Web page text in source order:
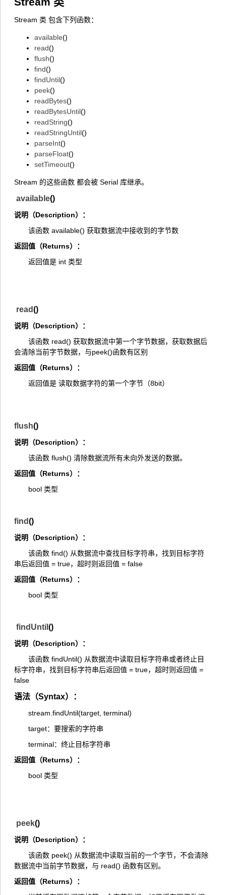
Stream 类 包含下列函数：
available()
read()
flush()
find()
findUntil()
peek()
readBytes()
readBytesUntil()
readString()
readStringUntil()
parseInt()
parseFloat()
setTimeout()
Stream 的这些函数 都会被 Serial 库继承。
available()
说明（Description）：
该函数 available() 获取数据流中接收到的字节数
返回值（Returns）：
返回值是 int 类型
read()
说明（Description）：
该函数 read() 获取数据流中第一个字节数据，获取数据后
会清除当前字节数据，与peek()函数有区别
返回值（Returns）：
返回值是 读取数据字符的第一个字节（8bit）
flush()
说明（Description）：
该函数 flush() 清除数据流所有未向外发送的数据。
返回值（Returns）：
bool 类型
find()
说明（Description）：
该函数 find() 从数据流中查找目标字符串，找到目标字符
串后返回值 = true，超时则返回值 = false
返回值（Returns）：
bool 类型
findUntil ()
说明（Description）：
该函数 findUntil() 从数据流中读取目标字符串或者终止目
标字符串，找到目标字符串后返回值 = true，超时则返回值 =
false
语法（Syntax）：
stream.findUntil(target, terminal)
target：要搜索的字符串
terminal：终止目标字符串
返回值（Returns）：
bool 类型
peek()
说明（Description）：
该函数 peek() 从数据流中读取当前的一个字节，不会清除
数据流中当前字节数据，与 read() 函数有区别。
返回值（Returns）：